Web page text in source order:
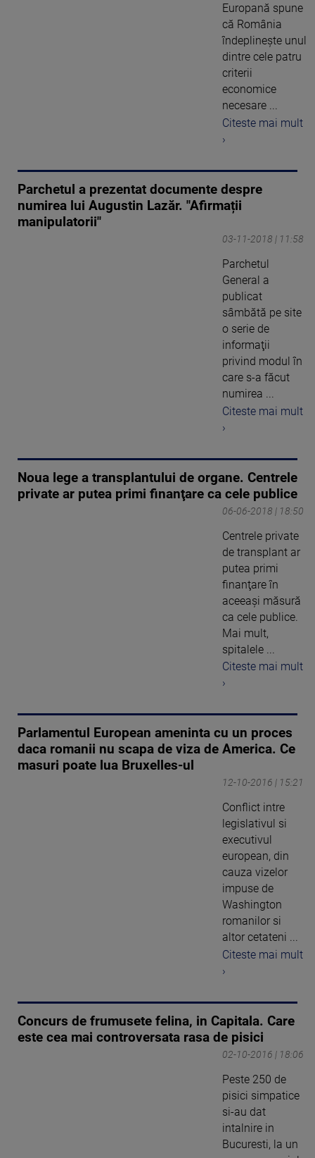
Europană spune
că România
îndeplinește unul
dintre cele patru
criterii
economice
necesare ...
Citeste mai mult
›
Parchetul a prezentat documente despre
numirea lui Augustin Lazăr. "Afirmații
manipulatorii"
03-11-2018 | 11:58
Parchetul
General a
publicat
sâmbătă pe site
o serie de
informaţii
privind modul în
care s-a făcut
numirea ...
Citeste mai mult
›
Noua lege a transplantului de organe. Centrele
private ar putea primi finanţare ca cele publice
06-06-2018 | 18:50
Centrele private
de transplant ar
putea primi
finanţare în
aceeaşi măsură
ca cele publice.
Mai mult,
spitalele ...
Citeste mai mult
›
Parlamentul European ameninta cu un proces
daca romanii nu scapa de viza de America. Ce
masuri poate lua Bruxelles-ul
12-10-2016 | 15:21
Conflict intre
legislativul si
executivul
european, din
cauza vizelor
impuse de
Washington
romanilor si
altor cetateni ...
Citeste mai mult
›
Concurs de frumusete felina, in Capitala. Care
este cea mai controversata rasa de pisici
02-10-2016 | 18:06
Peste 250 de
pisici simpatice
si-au dat
intalnire in
Bucuresti, la un